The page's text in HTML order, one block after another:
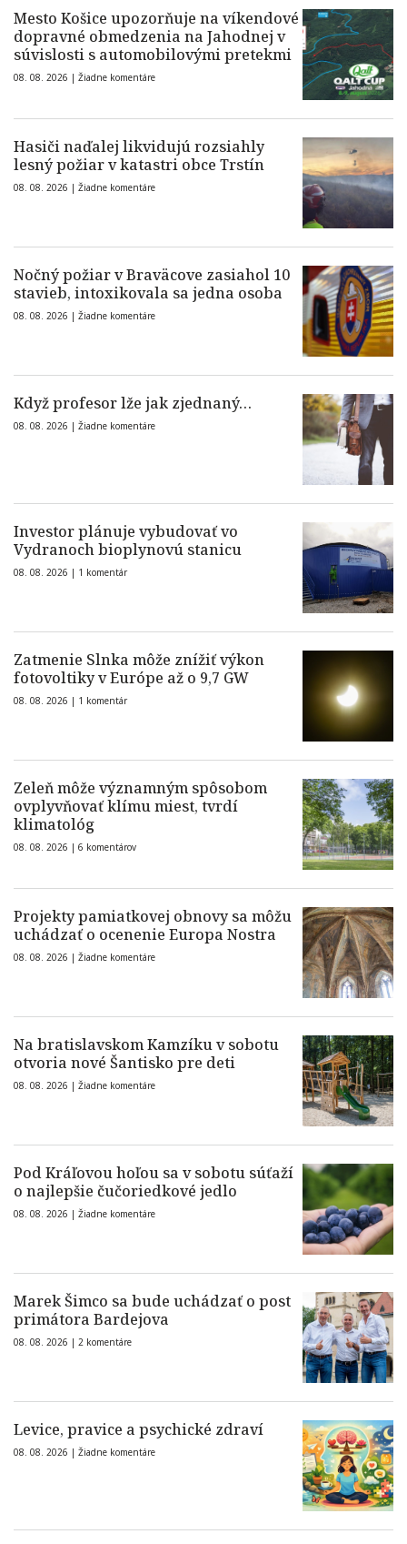
Mesto Košice upozorňuje na víkendové
dopravné obmedzenia na Jahodnej v
súvislosti s automobilovými pretekmi
08. 08. 2026 | Žiadne komentáre
Hasiči naďalej likvidujú rozsiahly
lesný požiar v katastri obce Trstín
08. 08. 2026 | Žiadne komentáre
Nočný požiar v Braväcove zasiahol 10
stavieb, intoxikovala sa jedna osoba
08. 08. 2026 | Žiadne komentáre
Když profesor lže jak zjednaný…
08. 08. 2026 | Žiadne komentáre
Investor plánuje vybudovať vo
Vydranoch bioplynovú stanicu
08. 08. 2026 | 1 komentár
Zatmenie Slnka môže znížiť výkon
fotovoltiky v Európe až o 9,7 GW
08. 08. 2026 | 1 komentár
Zeleň môže významným spôsobom
ovplyvňovať klímu miest, tvrdí
klimatológ
08. 08. 2026 | 6 komentárov
Projekty pamiatkovej obnovy sa môžu
uchádzať o ocenenie Europa Nostra
08. 08. 2026 | Žiadne komentáre
Na bratislavskom Kamzíku v sobotu
otvoria nové Šantisko pre deti
08. 08. 2026 | Žiadne komentáre
Pod Kráľovou hoľou sa v sobotu súťaží
o najlepšie čučoriedkové jedlo
08. 08. 2026 | Žiadne komentáre
Marek Šimco sa bude uchádzať o post
primátora Bardejova
08. 08. 2026 | 2 komentáre
Levice, pravice a psychické zdraví
08. 08. 2026 | Žiadne komentáre